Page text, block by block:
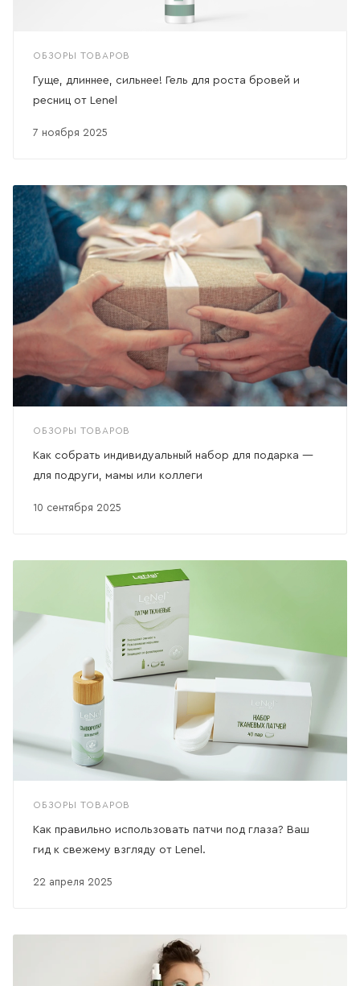
ОБЗОРЫ ТОВАРОВ
7 ноября 2025
Гуще, длиннее, сильнее! Гель для роста бровей и
ресниц от Lenel
ОБЗОРЫ ТОВАРОВ
10 сентября 2025
Как собрать индивидуальный набор для подарка —
для подруги, мамы или коллеги
ОБЗОРЫ ТОВАРОВ
22 апреля 2025
Как правильно использовать патчи под глаза? Ваш
гид к свежему взгляду от Lenel.